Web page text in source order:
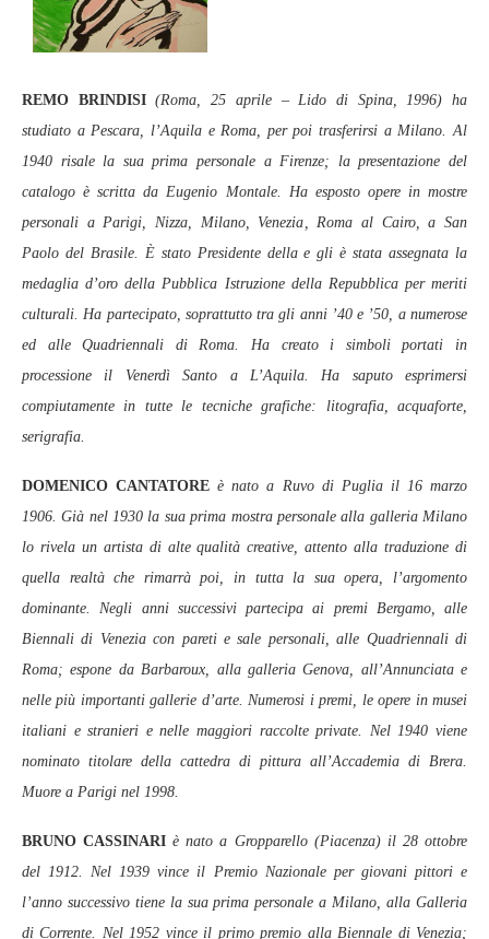
REMO BRINDISI(Roma, 25 aprile – Lido di Spina, 1996) ha
studiato a Pescara, l’Aquila e Roma, per poi trasferirsi a Milano. Al
1940 risale la sua prima personale a Firenze; la presentazione del
catalogo è scritta da Eugenio Montale. Ha esposto opere in mostre
personali a Parigi, Nizza, Milano, Venezia, Roma al Cairo, a San
Paolo del Brasile. È stato Presidente della e gli è stata assegnata la
medaglia d’oro della Pubblica Istruzione della Repubblica per meriti
culturali. Ha partecipato, soprattutto tra gli anni ’40 e ’50, a numerose
ed alle Quadriennali di Roma. Ha creato i simboli portati in
processione il Venerdì Santo a L’Aquila. Ha saputo esprimersi
compiutamente in tutte le tecniche grafiche: litografia, acquaforte,
serigrafia.
DOMENICO CANTATORE è nato a Ruvo di Puglia il 16 marzo
1906. Già nel 1930 la sua prima mostra personale alla galleria Milano
lo rivela un artista di alte qualità creative, attento alla traduzione di
quella realtà che rimarrà poi, in tutta la sua opera, l’argomento
dominante. Negli anni successivi partecipa ai premi Bergamo, alle
Biennali di Venezia con pareti e sale personali, alle Quadriennali di
Roma; espone da Barbaroux, alla galleria Genova, all’Annunciata e
nelle più importanti gallerie d’arte. Numerosi i premi, le opere in musei
italiani e stranieri e nelle maggiori raccolte private. Nel 1940 viene
nominato titolare della cattedra di pittura all’Accademia di Brera.
Muore a Parigi nel 1998.
BRUNO CASSINARI è nato a Gropparello (Piacenza) il 28 ottobre
del 1912. Nel 1939 vince il Premio Nazionale per giovani pittori e
l’anno successivo tiene la sua prima personale a Milano, alla Galleria
di Corrente. Nel 1952 vince il primo premio alla Biennale di Venezia;